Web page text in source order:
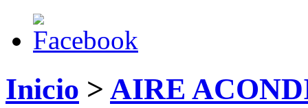
Inicio > AIRE